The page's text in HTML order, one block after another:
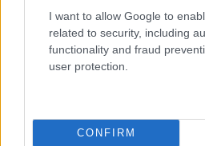
I want to allow Google to
related to security, including
functionality and fraud
user protection.
CONFIRM
7,5
Servizi / Posizione
A 5 km dal lago, area con